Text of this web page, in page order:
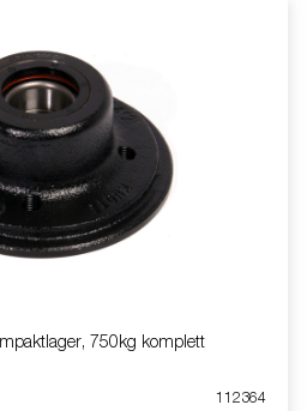
750kg komplett
112364